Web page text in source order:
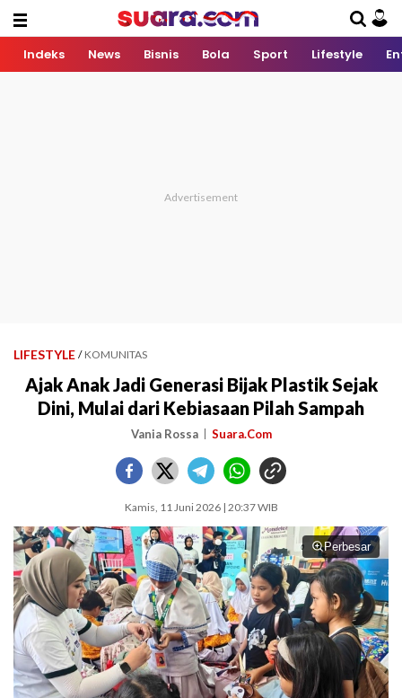
Indeks News Bisnis Bola Sport Lifestyle
LIFESTYLE / KOMUNITAS
Ajak Anak Jadi Generasi Bijak Plastik Sejak
Dini, Mulai dari Kebiasaan Pilah Sampah
Vania Rossa Suara.Com
Kamis, 11 Juni 2026 | 20:37 WIB
Perbesar